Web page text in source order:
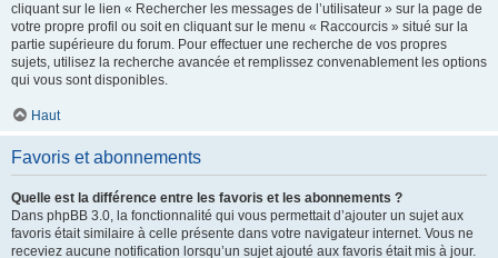
cliquant sur le lien « Rechercher les messages de l’utilisateur » sur la page de
votre propre profil ou soit en cliquant sur le menu « Raccourcis » situé sur la
partie supérieure du forum. Pour effectuer une recherche de vos propres
sujets, utilisez la recherche avancée et remplissez convenablement les options
qui vous sont disponibles.
Haut
Favoris et abonnements
Quelle est la différence entre les favoris et les abonnements ?
Dans phpBB 3.0, la fonctionnalité qui vous permettait d’ajouter un sujet aux
favoris était similaire à celle présente dans votre navigateur internet. Vous ne
receviez aucune notification lorsqu’un sujet ajouté aux favoris était mis à jour.